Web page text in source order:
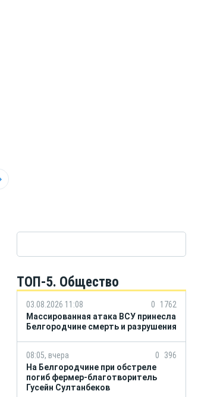
«БАРС-Белгород»
ТОП-5. Общество
03.08.2026 11:08 0
1762
Массированная атака ВСУ принесла
Белгородчине смерть и разрушения
08:05, вчера 0
396
На Белгородчине при обстреле
погиб фермер-благотворитель
Гусейн Султанбеков